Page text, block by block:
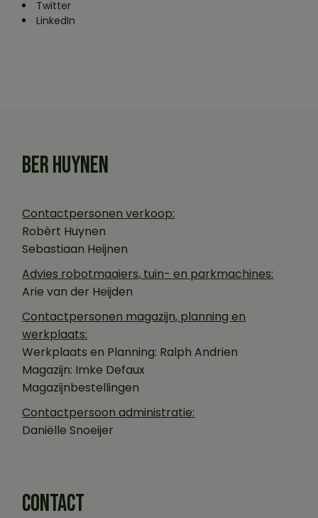
Twitter
LinkedIn
BER HUYNEN
Contactpersonen verkoop:
Robèrt Huynen
Sebastiaan Heijnen
Advies robotmaaiers, tuin- en parkmachines:
Arie van der Heijden
Contactpersonen magazijn, planning en
werkplaats:
Werkplaats en Planning: Ralph Andrien
Magazijn: Imke Defaux
Magazijnbestellingen
Contactpersoon administratie:
Daniëlle Snoeijer
CONTACT